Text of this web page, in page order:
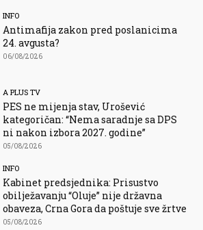
INFO
Antimafija zakon pred poslanicima
24. avgusta?
06/08/2026
A PLUS TV
PES ne mijenja stav, Urošević
kategoričan: “Nema saradnje sa DPS
ni nakon izbora 2027. godine”
05/08/2026
INFO
Kabinet predsjednika: Prisustvo
obilježavanju “Oluje” nije državna
obaveza, Crna Gora da poštuje sve žrtve
05/08/2026